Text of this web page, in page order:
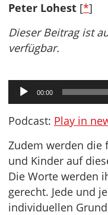
Peter Lohest [*]
Dieser Beitrag ist
verfügbar.
Audio-
Player
00:00
Podcast: Play in
Zudem werden die
und Kinder auf
Die Worte werden
gerecht. Jede und
individuellen